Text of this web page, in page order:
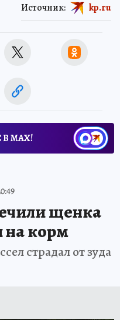
Источник: kp.ru
В МАХ!
щенка
на корм
страдал от зуда